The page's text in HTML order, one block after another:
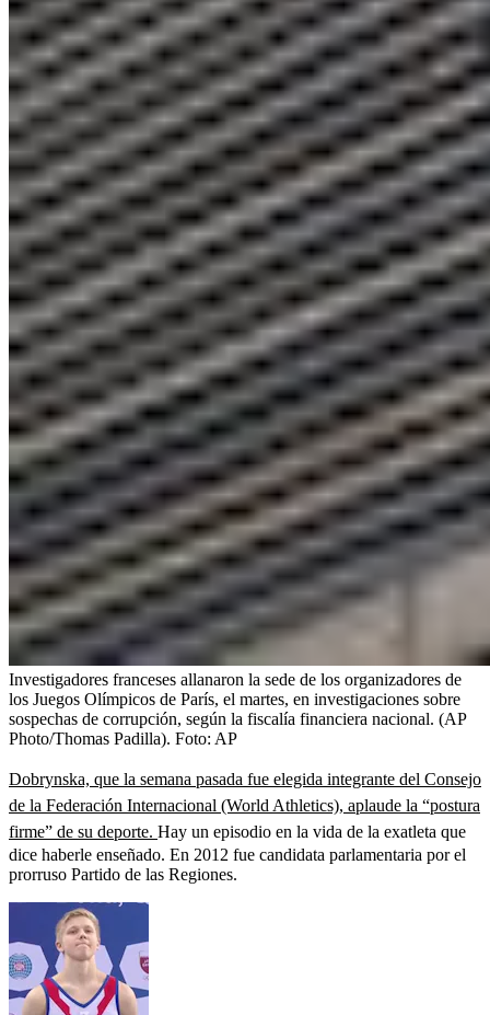
Investigadores franceses allanaron la sede de los organizadores de
los Juegos Olímpicos de París, el martes, en investigaciones sobre
sospechas de corrupción, según la fiscalía financiera nacional. (AP
Photo/Thomas Padilla). Foto: AP
Dobrynska, que la semana pasada fue elegida integrante del Consejo
de la Federación Internacional (World Athletics), aplaude la “postura
firme” de su deporte. Hay un episodio en la vida de la exatleta que
dice haberle enseñado. En 2012 fue candidata parlamentaria por el
prorruso Partido de las Regiones.